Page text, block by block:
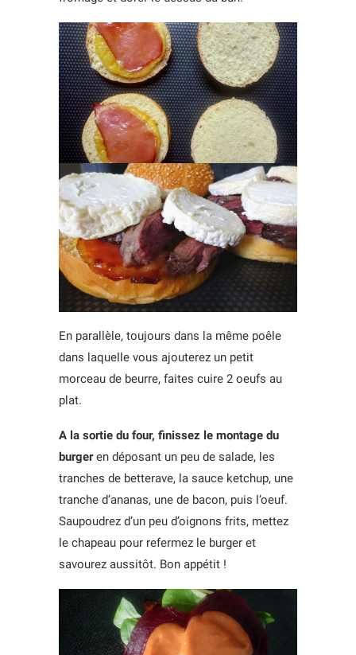
En parallèle, toujours dans la même poêle
dans laquelle vous ajouterez un petit
morceau de beurre, faites cuire 2 oeufs au
plat.
A la sortie du four, finissez le montage du
burgeren déposant un peu de salade, les
tranches de betterave, la sauce ketchup, une
tranche d’ananas, une de bacon, puis l’oeuf.
Saupoudrez d’un peu d’oignons frits, mettez
le chapeau pour refermez le burger et
savourez aussitôt. Bon appétit !